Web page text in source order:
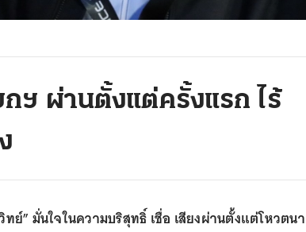
กฯ ผ่านตั้งแต่ครั้งแรก ไร้
ทย์” มั่นใจในความบริสุทธิ์ เชื่อ เสียงผ่านตั้งแต่โหวตนา